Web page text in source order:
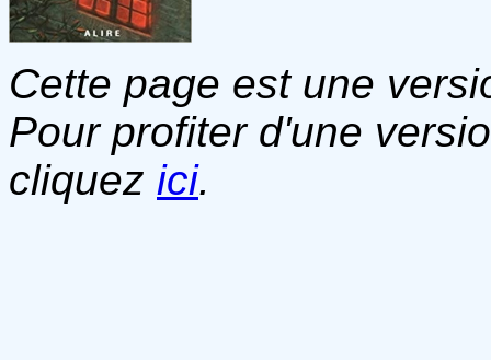
Cette page est une
Pour profiter d'une
cliquez ici.